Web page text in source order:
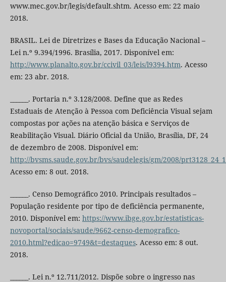
www.mec.gov.br/legis/default.shtm. Acesso em: 22 maio
2018.
BRASIL. Lei de Diretrizes e Bases da Educação Nacional –
Lei n.º 9.394/1996. Brasília, 2017. Disponível em:
http://www.planalto.gov.br/ccivil_03/leis/l9394.htm. Acesso
em: 23 abr. 2018.
______. Portaria n.º 3.128/2008. Define que as Redes
Estaduais de Atenção à Pessoa com Deficiência Visual sejam
compostas por ações na atenção básica e Serviços de
Reabilitação Visual. Diário Oficial da União, Brasília, DF, 24
de dezembro de 2008. Disponível em:
http://bvsms.saude.gov.br/bvs/saudelegis/gm/2008/
Acesso em: 8 out. 2018.
______. Censo Demográfico 2010. Principais resultados –
População residente por tipo de deficiência permanente,
2010. Disponível em: https://www.ibge.gov.br/estatisticas-
novoportal/sociais/saude/9662-censo-demografico-
2010.html?edicao=9749&t=destaques. Acesso em: 8 out.
2018.
______. Lei n.º 12.711/2012. Dispõe sobre o ingresso nas